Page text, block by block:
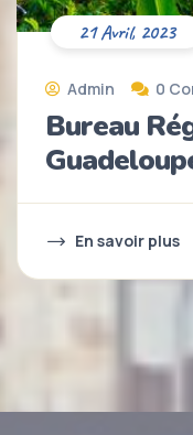
Admin 0
Bureau
En savoir plus
21 Avril, 2023